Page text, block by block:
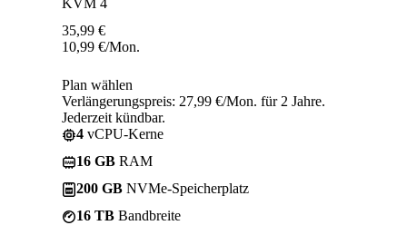
KVM 4
35,99 €
10,99 €/Mon.
Plan wählen
Verlängerungspreis: 27,99 €/Mon. für 2 Jahre.
Jederzeit kündbar.
4 vCPU-Kerne
16 GB RAM
200 GB NVMe-Speicherplatz
16 TB Bandbreite